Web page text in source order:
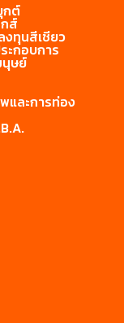
กต์
ส์
ทุนสีเชียว
ะกอบการ
ษย์
ละการท่อง